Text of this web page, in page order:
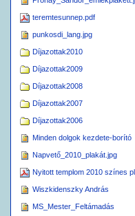
teremtesunnep.pdf
punkosdi_lang.jpg
Díjazottak2010
Díjazottak2009
Díjazottak2008
Díjazottak2007
Díjazottak2006
Minden dolgok kezdete-borító
Napvető_2010_plakát.jpg
Nyitott templom 2010 színes
Wiszkidenszky András
MS_Mester_Feltámadás